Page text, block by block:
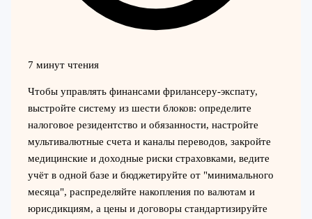
7 минут чтения
Чтобы управлять финансами фрилансеру-экспату,
выстройте систему из шести блоков: определите
налоговое резидентство и обязанности, настройте
мультивалютные счета и каналы переводов, закройте
медицинские и доходные риски страховками, ведите
учёт в одной базе и бюджетируйте от "минимального
месяца", распределяйте накопления по валютам и
юрисдикциям, а цены и договоры стандартизируйте